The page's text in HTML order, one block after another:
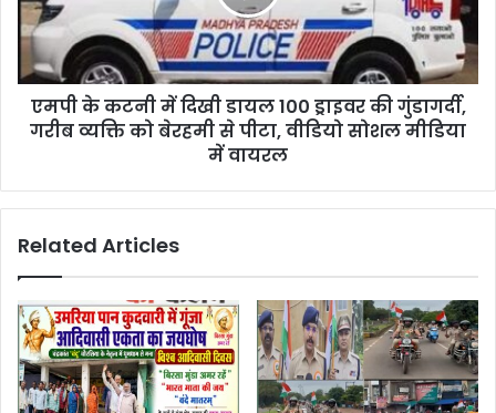
एमपी के कटनी में दिखी डायल 100 ड्राइवर की गुंडागर्दी,
गरीब व्यक्ति को बेरहमी से पीटा, वीडियो सोशल मीडिया
में वायरल
Related Articles